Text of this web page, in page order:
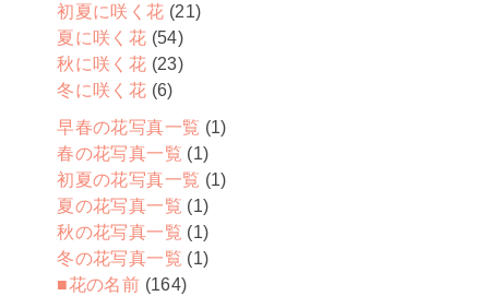
初夏に咲く花 (21)
夏に咲く花 (54)
秋に咲く花 (23)
冬に咲く花 (6)
早春の花写真一覧 (1)
春の花写真一覧 (1)
初夏の花写真一覧 (1)
夏の花写真一覧 (1)
秋の花写真一覧 (1)
冬の花写真一覧 (1)
■花の名前 (164)